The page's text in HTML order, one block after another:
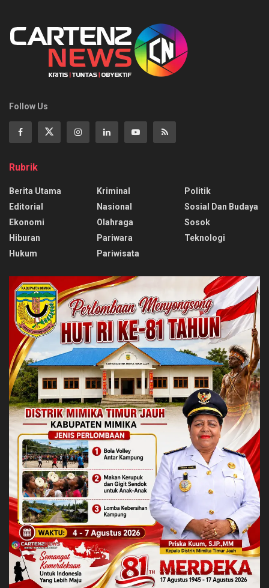
Follow Us
Rubrik
Berita Utama
Editorial
Ekonomi
Hiburan
Hukum
Kriminal
Nasional
Olahraga
Pariwara
Pariwisata
Politik
Sosial Dan Budaya
Sosok
Teknologi